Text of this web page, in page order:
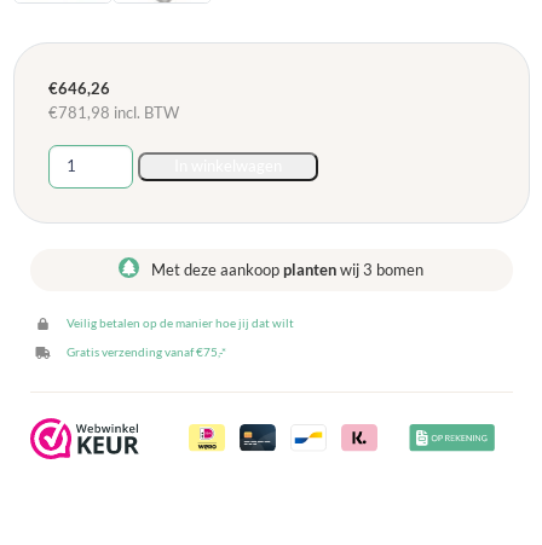
€646,26
€781,98 incl. BTW
EduCasa
speelmat
met
Met deze aankoop plantenwij 3 bomen
Veilig betalen op de manier hoe jij dat wilt
Gratis verzending vanaf €75,-*